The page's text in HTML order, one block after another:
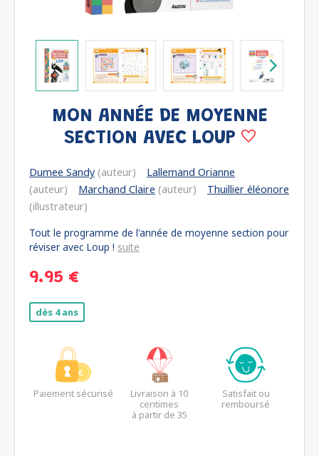
MON ANNÉE DE MOYENNE
SECTION AVEC LOUP
Dumee Sandy (auteur)
Lallemand Orianne
(auteur)
Marchand Claire (auteur)
Thuillier éléonore
(illustrateur)
Tout le programme de l'année de moyenne section pour
réviser avec Loup ! suite
9.95 €
dès 4 ans
Paiement sécurisé
Livraison à 10
centimes
à partir de 35
Satisfait ou
remboursé